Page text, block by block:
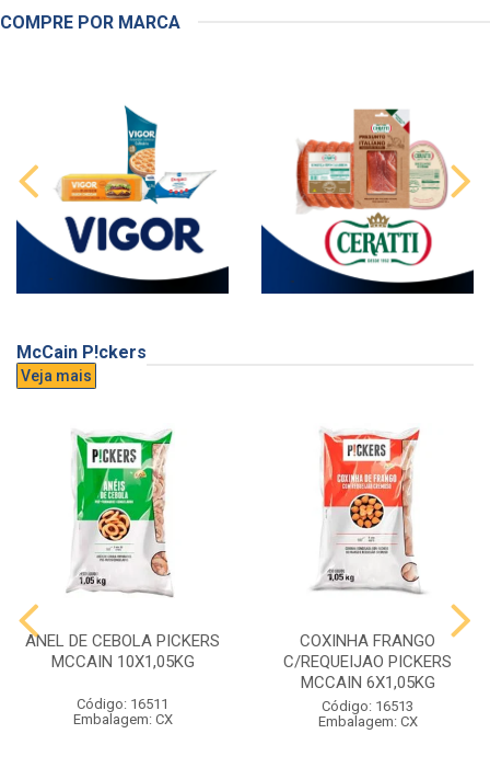
COMPRE POR MARCA
McCain P!ckers
Veja mais
ANEL DE CEBOLA PICKERS
MCCAIN 10X1,05KG
Código: 16511
Embalagem: CX
COXINHA FRANGO
C/REQUEIJAO PICKERS
MCCAIN 6X1,05KG
Código: 16513
Embalagem: CX